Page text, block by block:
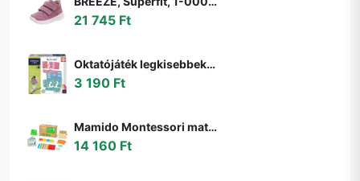
21 745 Ft
Oktatójáték legkisebbeknek My first Maths Educa Matekozzunk képekkel 64 darabos 4 évtől
3 190 Ft
Mamido Montessori matematikai doboz gyerekeknek
14 160 Ft